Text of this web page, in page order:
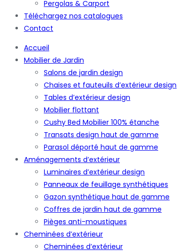
Pergolas & Carport
Téléchargez nos catalogues
Contact
Accueil
Mobilier de Jardin
Salons de jardin design
Chaises et fauteuils d’extérieur design
Tables d’extérieur design
Mobilier flottant
Cushy Bed Mobilier 100% étanche
Transats design haut de gamme
Parasol déporté haut de gamme
Aménagements d’extérieur
Luminaires d’extérieur design
Panneaux de feuillage synthétiques
Gazon synthétique haut de gamme
Coffres de jardin haut de gamme
Pièges anti-moustiques
Cheminées d’extérieur
Cheminées d’extérieur